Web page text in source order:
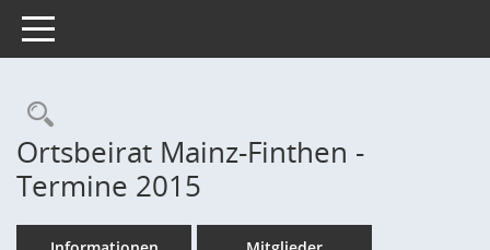
Toggle navigation
Rechercheauswahl
Ortsbeirat Mainz-Finthen -
Termine 2015